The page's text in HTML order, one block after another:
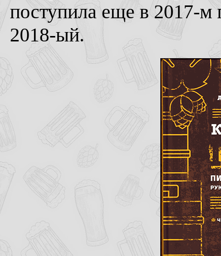
поступила еще в 2017-м
2018-ый.